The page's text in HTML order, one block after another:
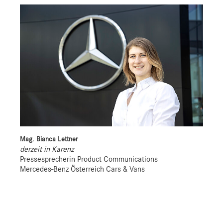
Mag. Bianca Lettner
derzeit in Karenz
Pressesprecherin Product Communications
Mercedes-Benz Österreich Cars & Vans